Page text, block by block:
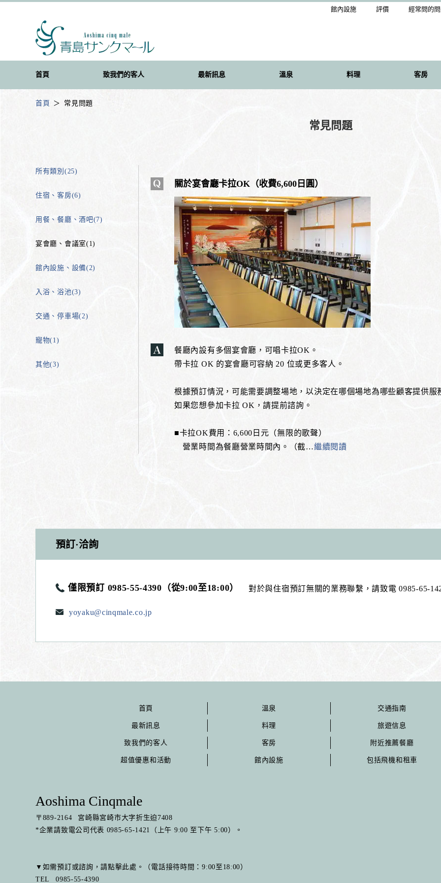
館內設施 評價 經常問的
首頁 致我們的客人 最新訊息 溫泉 料理 客房
首頁 常見問題
常見問題
所有類別(25)
住宿、客房(6)
用餐、餐廳、酒吧(7)
宴會廳、會議室(1)
館內設施、設備(2)
入浴、浴池(3)
交通、停車場(2)
寵物(1)
其他(3)
關於宴會廳卡拉OK（收費6,600日圓）
餐廳內設有多個宴會廳，可唱卡拉OK。
帶卡拉 OK 的宴會廳可容納 20 位或更多客人。
根據預訂情況，可能需要調整場地，以決定在哪個場地為哪些顧客提供服
如果您想參加卡拉 OK，請提前諮詢。
■卡拉OK費用：6,600日元（無限的歌聲）
營業時間為餐廳營業時間內。（截…繼續閱讀
預訂·洽詢
僅限預訂 0985-55-4390（從9:00至18:00） 對於與住宿預訂無關的業務聯繫，請致電 0985-65-
yoyaku@cinqmale.co.jp
首頁
最新訊息
致我們的客人
超值優惠和活動
溫泉
料理
客房
館內設施
交通指南
旅遊信息
附近推薦餐廳
包括飛機和租車
Aoshima Cinqmale
〒 889-2164
宮崎縣宮崎市大字折生迫7408
*企業請致電公司代表 0985-65-1421（上午 9:00 至下午 5:00）。
▼如需預訂或諮詢，請點擊此處。（電話接待時間：9:00至18:00）
TEL
0985-55-4390